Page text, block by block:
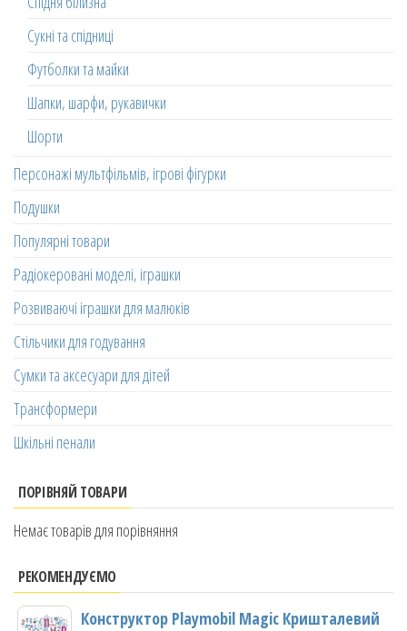
Сукні та спідниці
Футболки та майки
Шапки, шарфи, рукавички
Шорти
Персонажі мультфільмів, ігрові фігурки
Подушки
Популярні товари
Радіокеровані моделі, іграшки
Розвиваючі іграшки для малюків
Стільчики для годування
Сумки та аксесуари для дітей
Трансформери
Шкільні пенали
ПОРІВНЯЙ ТОВАРИ
Немає товарів для порівняння
РЕКОМЕНДУЄМО
Конструктор Playmobil Magic Кришталевий